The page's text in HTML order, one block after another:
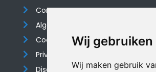
Wij
Wij maken gebruik
Contact
Algemene voorwaarden
Cookieverklaring
Privacyverklaring
Disclaimer